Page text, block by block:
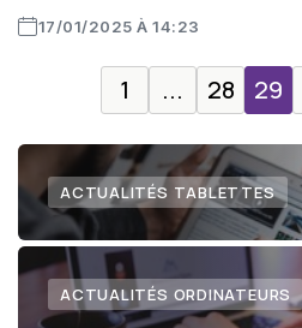
17/01/2025 À 14:23
1 ... 28 29
ACTUALITÉS TABLETTES
ACTUALITÉS ORDINATEURS